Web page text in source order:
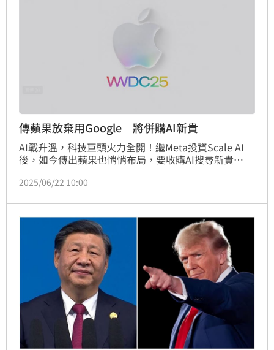
傳蘋果放棄用Google 將併購AI新貴
AI戰升溫，科技巨頭火力全開！繼Meta投資Scale AI
後，如今傳出蘋果也悄悄布局，要收購AI搜尋新貴
設搜尋引擎。這場看似平靜的搜尋戰場，已悄然掀起風
2025/06/22 10:00